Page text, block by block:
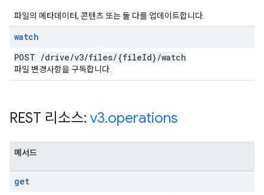
파일의 메타데이터, 콘텐츠 또는 둘 다를 업데이트합니다.
watch
POST /drive/v3/files/{fileId}/watch
파일 변경사항을 구독합니다.
REST 리소스: v3.operations
메서드
get